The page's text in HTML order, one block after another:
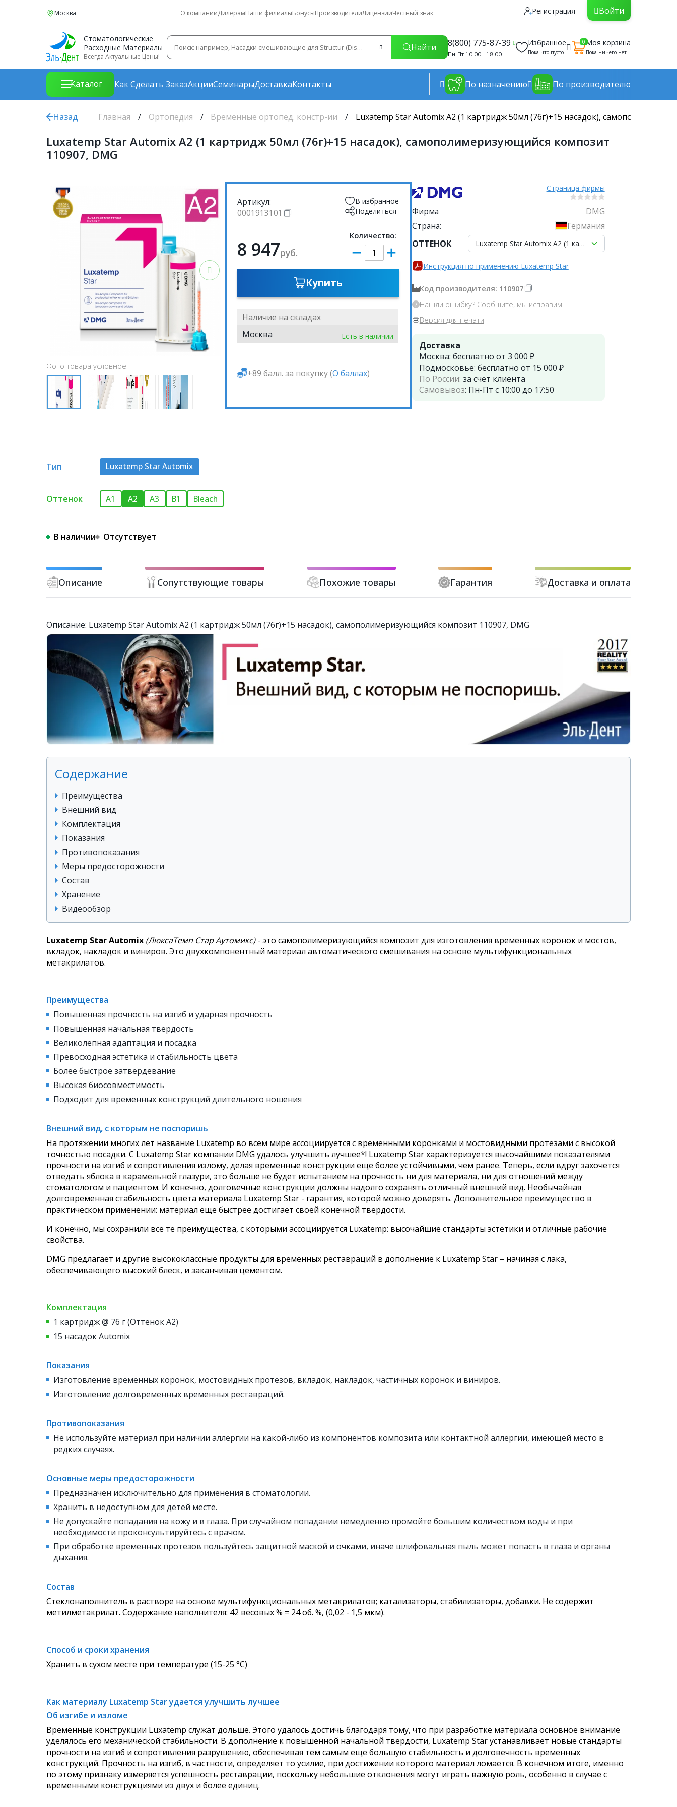
Москва О компанииДилерамНаши филиалыБонусыПроизводителиЛицензииЧестный знак Регистрация Войти
Стоматологические
Расходные Материалы
Всегда Актуальные Цены!
Найти 8(800) 775-87-39
Пн-Пт 10:00 - 18:00
Избранное
Пока что пусто
0Моя корзина
Пока ничего нет
Каталог Как Сделать ЗаказАкцииСеминарыДоставкаКонтакты По назначению По производителю
Назад Главная Ортопедия Временные ортопед. констр-ии Luxatemp Star Automix A2 (1 картридж 50мл (76г)+15 насадок),
Luxatemp Star Automix A2 (1 картридж 50мл (76г)+15 насадок), самополимеризующийся композит
110907, DMG
Фото товара условное
Артикул:
0001913101
В избранное
Поделиться
8 947руб.
Количество:
Купить
Наличие на складах
Москва
Есть в наличии
+89 балл. за покупку (О баллах)
Страница фирмы
Фирма
DMG
Страна:
Германия
ОТТЕНОК
Luxatemp Star Automix A2 (1 картридж 50мл (76г)+15
Инструкция по применению Luxatemp Star
Код производителя: 110907
Нашли ошибку? Сообщите, мы исправим
Версия для печати
Доставка
Москва: бесплатно от 3 000 ₽
Подмосковье: бесплатно от 15 000 ₽
По России: за счет клиента
Самовывоз: Пн-Пт с 10:00 до 17:50
Тип Luxatemp Star Automix
Оттенок A1 A2 A3 B1 Bleach
В наличии Отсутствует
Описание Сопутствующие товары Похожие товары Гарантия Доставка и оплата
Описание: Luxatemp Star Automix A2 (1 картридж 50мл (76г)+15 насадок), самополимеризующийся композит 110907, DMG
Содержание
Преимущества
Внешний вид
Комплектация
Показания
Противопоказания
Меры предосторожности
Состав
Хранение
Видеообзор
Luxatemp Star Automix (ЛюксаТемп Стар Аутомикс)- это самополимеризующийся композит для изготовления временных коронок и мостов,
вкладок, накладок и виниров. Это двухкомпонентный материал автоматического смешивания на основе мультифункциональных
метакрилатов.
Преимущества
Повышенная прочность на изгиб и ударная прочность
Повышенная начальная твердость
Великолепная адаптация и посадка
Превосходная эстетика и стабильность цвета
Более быстрое затвердевание
Высокая биосовместимость
Подходит для временных конструкций длительного ношения
Внешний вид, с которым не поспоришь
На протяжении многих лет название Luxatemp во всем мире ассоциируется с временными коронками и мостовидными протезами с высокой
точностью посадки. С Luxatemp Star компании DMG удалось улучшить лучшее*! Luxatemp Star характеризуется высочайшими показателями
прочности на изгиб и сопротивления излому, делая временные конструкции еще более устойчивыми, чем ранее. Теперь, если вдруг захочется
отведать яблока в карамельной глазури, это больше не будет испытанием на прочность ни для материала, ни для отношений между
стоматологом и пациентом. И конечно, долговечные конструкции должны надолго сохранять отличный внешний вид. Необычайная
долговременная стабильность цвета материала Luxatemp Star - гарантия, которой можно доверять. Дополнительное преимущество в
практическом применении: материал еще быстрее достигает своей конечной твердости.
И конечно, мы сохранили все те преимущества, с которыми ассоциируется Luxatemp: высочайшие стандарты эстетики и отличные рабочие
свойства.
DMG предлагает и другие высококлассные продукты для временных реставраций в дополнение к Luxatemp Star – начиная с лака,
обеспечивающего высокий блеск, и заканчивая цементом.
Комплектация
1 картридж @ 76 г (Оттенок А2)
15 насадок Automix
Показания
Изготовление временных коронок, мостовидных протезов, вкладок, накладок, частичных коронок и виниров.
Изготовление долговременных временных реставраций.
Противопоказания
Не используйте материал при наличии аллергии на какой-либо из компонентов композита или контактной аллергии, имеющей место в
редких случаях.
Основные меры предосторожности
Предназначен исключительно для применения в стоматологии.
Хранить в недоступном для детей месте.
Не допускайте попадания на кожу и в глаза. При случайном попадании немедленно промойте большим количеством воды и при
необходимости проконсультируйтесь с врачом.
При обработке временных протезов пользуйтесь защитной маской и очками, иначе шлифовальная пыль может попасть в глаза и органы
дыхания.
Состав
Стеклонаполнитель в растворе на основе мультифункциональных метакрилатов; катализаторы, стабилизаторы, добавки. Не содержит
метилметакрилат. Содержание наполнителя: 42 весовых % = 24 об. %, (0,02 - 1,5 мкм).
Способ и сроки хранения
Хранить в сухом месте при температуре (15-25 °C)
Как материалу Luxatemp Star удается улучшить лучшее
Об изгибе и изломе
Временные конструкции Luxatemp служат дольше. Этого удалось достичь благодаря тому, что при разработке материала основное внимание
уделялось его механической стабильности. В дополнение к повышенной начальной твердости, Luxatemp Star устанавливает новые стандарты
прочности на изгиб и сопротивления разрушению, обеспечивая тем самым еще большую стабильность и долговечность временных
конструкций. Прочность на изгиб, в частности, определяет то усилие, при достижении которого материал ломается. В конечном итоге, именно
по этому признаку измеряется успешность реставрации, поскольку небольшие отклонения могут играть важную роль, особенно в случае с
временными конструкциями из двух и более единиц.